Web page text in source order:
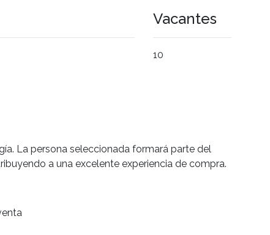
Vacantes
10
La persona seleccionada formará parte del
a una excelente experiencia de compra.